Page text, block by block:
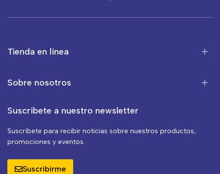
Tienda en línea
Sobre nosotros
Suscríbete a nuestro newsletter
Suscríbete para recibir noticias sobre nuestros productos,
promociones y eventos.
Suscribirme